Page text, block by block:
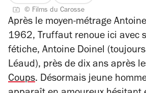
© Films du Carosse
Après le moyen-métrage
1962, Truffaut renoue ici avec
fétiche, Antoine Doinel
Léaud), près de dix ans après
Coups. Désormais jeune